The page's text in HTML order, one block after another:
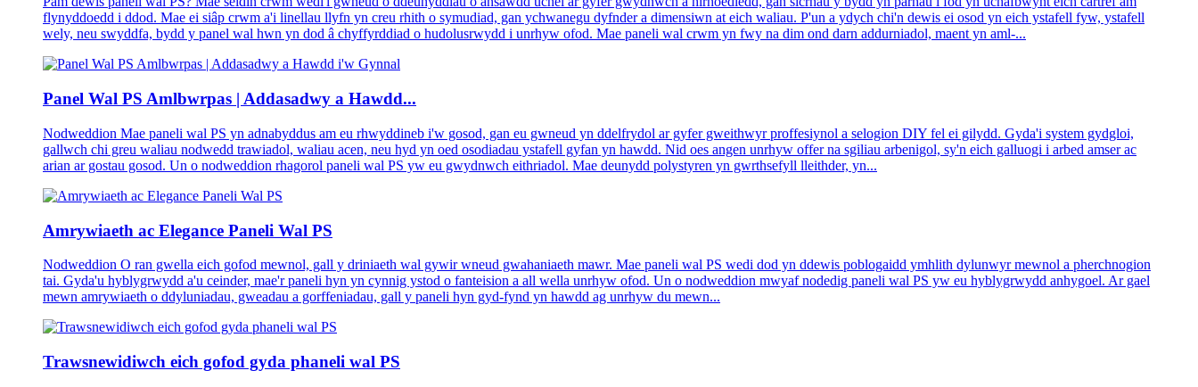
flynyddoedd i ddod. Mae ei siâp crwm a'i linellau llyfn yn creu rhith o symudiad, gan ychwanegu dyfnder a dimensiwn at eich waliau. P'un a ydych chi'n dewis ei osod yn eich ystafell fyw, ystafell
wely, neu swyddfa, bydd y panel wal hwn yn dod â chyffyrddiad o hudolusrwydd i unrhyw ofod. Mae paneli wal crwm yn fwy na dim ond darn addurniadol, maent yn aml-...
Panel Wal PS Amlbwrpas | Addasadwy a Hawdd...
Nodweddion Mae paneli wal PS yn adnabyddus am eu rhwyddineb i'w gosod, gan eu gwneud yn ddelfrydol ar gyfer gweithwyr proffesiynol a selogion DIY fel ei gilydd. Gyda'i system gydgloi,
gallwch chi greu waliau nodwedd trawiadol, waliau acen, neu hyd yn oed osodiadau ystafell gyfan yn hawdd. Nid oes angen unrhyw offer na sgiliau arbenigol, sy'n eich galluogi i arbed amser ac
arian ar gostau gosod. Un o nodweddion rhagorol paneli wal PS yw eu gwydnwch eithriadol. Mae deunydd polystyren yn gwrthsefyll lleithder, yn...
Amrywiaeth ac Elegance Paneli Wal PS
Nodweddion O ran gwella eich gofod mewnol, gall y driniaeth wal gywir wneud gwahaniaeth mawr. Mae paneli wal PS wedi dod yn ddewis poblogaidd ymhlith dylunwyr mewnol a pherchnogion
tai. Gyda'u hyblygrwydd a'u ceinder, mae'r paneli hyn yn cynnig ystod o fanteision a all wella unrhyw ofod. Un o nodweddion mwyaf nodedig paneli wal PS yw eu hyblygrwydd anhygoel. Ar gael
mewn amrywiaeth o ddyluniadau, gweadau a gorffeniadau, gall y paneli hyn gyd-fynd yn hawdd ag unrhyw du mewn...
Trawsnewidiwch eich gofod gyda phaneli wal PS